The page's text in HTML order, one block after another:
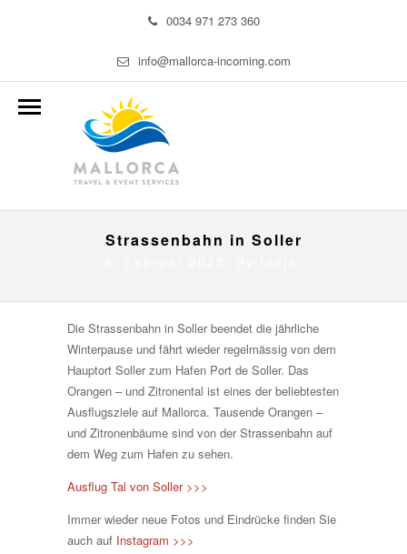
0034 971 273 360
info@mallorca-incoming.com
Strassenbahn in Soller
Die Strassenbahn in Soller beendet die jährliche
Winterpause und fährt wieder regelmässig von dem
Hauptort Soller zum Hafen Port de Soller. Das
Orangen – und Zitronental ist eines der beliebtesten
Ausflugsziele auf Mallorca. Tausende Orangen –
und Zitronenbäume sind von der Strassenbahn auf
dem Weg zum Hafen zu sehen.
Ausflug Tal von Soller >>>
Immer wieder neue Fotos und Eindrücke finden Sie
auch auf Instagram >>>